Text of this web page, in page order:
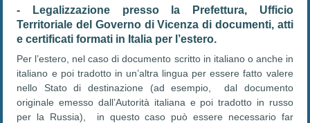
- Legalizzazione presso la Prefettura, Ufficio
Territoriale del Governo di Vicenza di documenti, atti
e certificati formati in Italia per l’estero.
Per l’estero, nel caso di documento scritto in italiano o anche in
italiano e poi tradotto in un’altra lingua per essere fatto valere
nello Stato di destinazione (ad esempio, dal documento
originale emesso dall’Autorità italiana e poi tradotto in russo
per la Russia), in questo caso può essere necessario far